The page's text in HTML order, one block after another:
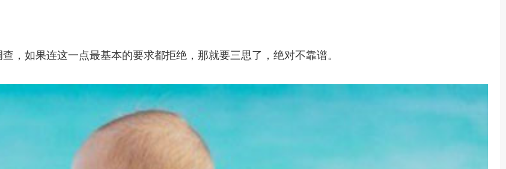
，如果连这一点最基本的要求都拒绝，那就要三思了，绝对不靠谱。